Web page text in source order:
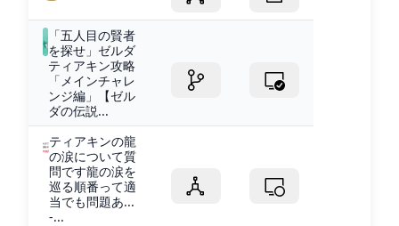
「五人目の賢者
を探せ」ゼルダ
ティアキン攻略
「メインチャレ
ンジ編」【ゼル
ダの伝説...
ティアキンの龍
の涙について質
問です龍の涙を
巡る順番って適
当でも問題あ...
-...